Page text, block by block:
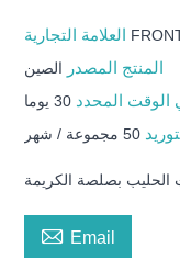
المنتج المصدر الصين
الوقت المحدد 30 يوما
50 مجموعة / شهر
الحليب بصلصة الكريمة
 Email